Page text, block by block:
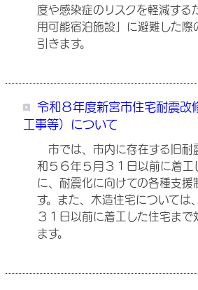
度や感染症のリスクを軽減する
用可能宿泊施設」に避難した際
引きます。
令和８年度新宮市住宅耐震改
工事等）について
市では、市内に存在する旧耐
和５６年５月３１日以前に着工
に、耐震化に向けての各種支援
す。また、木造住宅については
３１日以前に着工した住宅まで
ます。